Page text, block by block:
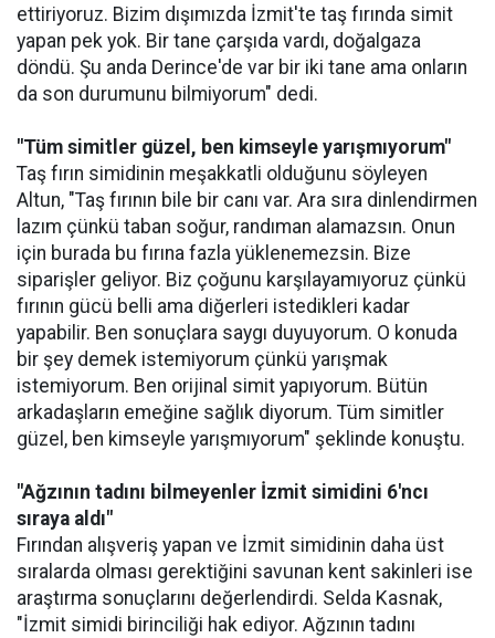
ettiriyoruz. Bizim dışımızda İzmit'te taş fırında simit
yapan pek yok. Bir tane çarşıda vardı, doğalgaza
döndü. Şu anda Derince'de var bir iki tane ama onların
da son durumunu bilmiyorum" dedi.
"Tüm simitler güzel, ben kimseyle yarışmıyorum"
Taş fırın simidinin meşakkatli olduğunu söyleyen
Altun, "Taş fırının bile bir canı var. Ara sıra dinlendirmen
lazım çünkü taban soğur, randıman alamazsın. Onun
için burada bu fırına fazla yüklenemezsin. Bize
siparişler geliyor. Biz çoğunu karşılayamıyoruz çünkü
fırının gücü belli ama diğerleri istedikleri kadar
yapabilir. Ben sonuçlara saygı duyuyorum. O konuda
bir şey demek istemiyorum çünkü yarışmak
istemiyorum. Ben orijinal simit yapıyorum. Bütün
arkadaşların emeğine sağlık diyorum. Tüm simitler
güzel, ben kimseyle yarışmıyorum" şeklinde konuştu.
"Ağzının tadını bilmeyenler İzmit simidini 6'ncı
sıraya aldı"
Fırından alışveriş yapan ve İzmit simidinin daha üst
sıralarda olması gerektiğini savunan kent sakinleri ise
araştırma sonuçlarını değerlendirdi. Selda Kasnak,
"İzmit simidi birinciliği hak ediyor. Ağzının tadını